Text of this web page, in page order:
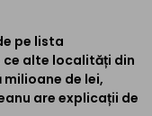
pe lista
alte localități din
de lei,
are explicații de